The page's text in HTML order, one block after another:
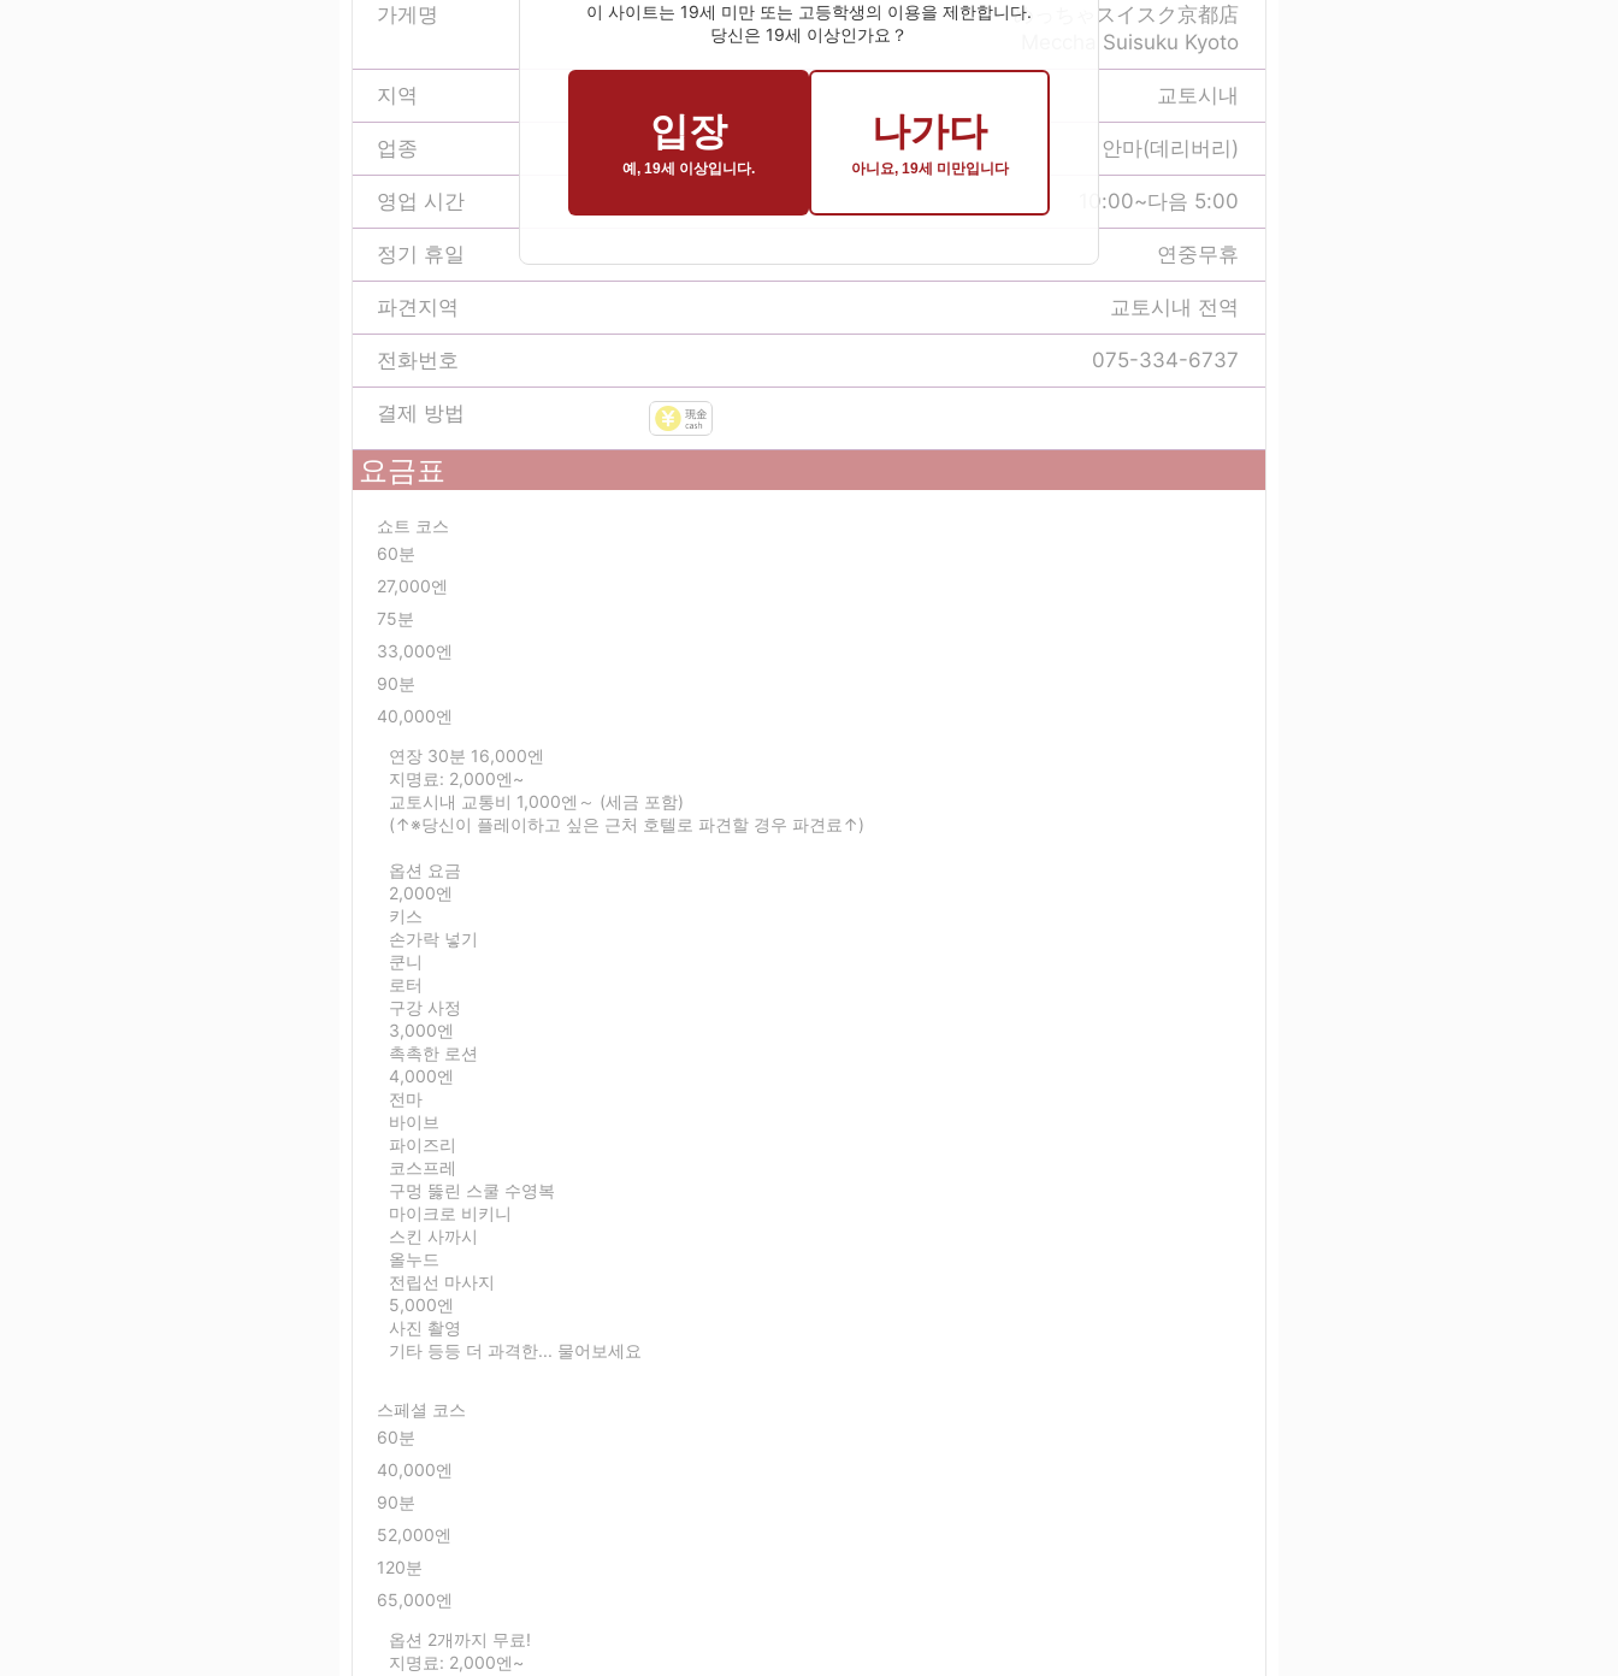
가게명
めっちゃスイスク京都店
Meccha Suisuku Kyoto
지역 교토시내
업종 안마(데리버리)
영업 시간 10:00~다음 5:00
정기 휴일 연중무휴
파견지역 교토시내 전역
전화번호 075-334-6737
결제 방법
요금표
쇼트 코스
60분
27,000엔
75분
33,000엔
90분
40,000엔
연장 30분 16,000엔
지명료: 2,000엔~
교토시내 교통비 1,000엔～ (세금 포함)
(↑※당신이 플레이하고 싶은 근처 호텔로 파견할 경우 파견료↑)
옵션 요금
2,000엔
키스
손가락 넣기
쿤니
로터
구강 사정
3,000엔
촉촉한 로션
4,000엔
전마
바이브
파이즈리
코스프레
구멍 뚫린 스쿨 수영복
마이크로 비키니
스킨 사까시
올누드
전립선 마사지
5,000엔
사진 촬영
기타 등등 더 과격한... 물어보세요
스페셜 코스
60분
40,000엔
90분
52,000엔
120분
65,000엔
옵션 2개까지 무료!
지명료: 2,000엔~
이 사이트는 19세 미만 또는 고등학생의 이용을 제한합니다.
당신은 19세 이상인가요？
입장
예, 19세 이상입니다.
나가다
아니요, 19세 미만입니다